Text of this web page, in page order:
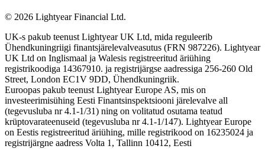
© 2026 Lightyear Financial Ltd.
UK-s pakub teenust Lightyear UK Ltd, mida reguleerib
Ühendkuningriigi finantsjärelevalveasutus (FRN 987226). Lightyear
UK Ltd on Inglismaal ja Walesis registreeritud äriühing
registrikoodiga 14367910. ja registrijärgse aadressiga 256-260 Old
Street, London EC1V 9DD, Ühendkuningriik.
Euroopas pakub teenust Lightyear Europe AS, mis on
investeerimisühing Eesti Finantsinspektsiooni järelevalve all
(tegevusluba nr 4.1-1/31) ning on volitatud osutama teatud
krüptovarateenuseid (tegevusluba nr 4.1-1/147). Lightyear Europe
on Eestis registreeritud äriühing, mille registrikood on 16235024 ja
registrijärgne aadress Volta 1, Tallinn 10412, Eesti